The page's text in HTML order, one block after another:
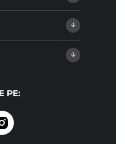
PE: